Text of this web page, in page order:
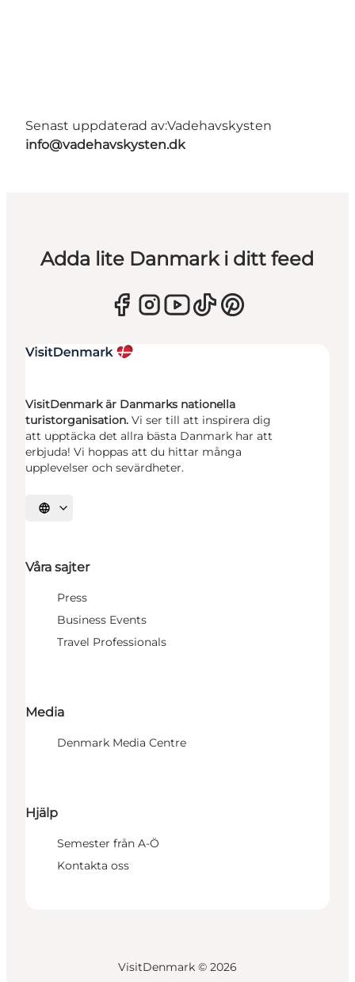
Senast uppdaterad av:Vadehavskysten
info@vadehavskysten.dk
Adda lite Danmark i ditt feed
VisitDenmark är Danmarks nationella
turistorganisation. Vi ser till att inspirera dig
att upptäcka det allra bästa Danmark har att
erbjuda! Vi hoppas att du hittar många
upplevelser och sevärdheter.
Välj språk
Våra sajter
Press
Business Events
Travel Professionals
Media
Denmark Media Centre
Hjälp
Semester från A-Ö
Kontakta oss
VisitDenmark © 2026